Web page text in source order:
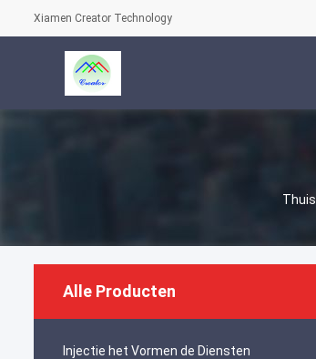
Xiamen Creator Technology
Thuis
Alle Producten
Injectie het Vormen de Diensten